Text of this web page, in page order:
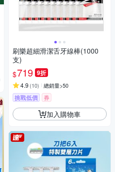
刷樂超細滑潔舌牙線棒(1000
支)
$719 9折
4.9 (10) 總銷量>50
挑戰低價 券
加入購物車